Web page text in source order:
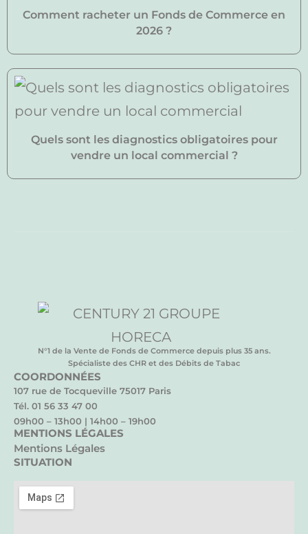
Comment racheter un Fonds de Commerce en
2026 ?
Quels sont les diagnostics obligatoires pour
vendre un local commercial ?
N°1 de la Vente de Fonds de Commerce depuis plus 35 ans.
Spécialiste des CHR et des Débits de Tabac
COORDONNÉES
107 rue de Tocqueville 75017 Paris
Tél. 01 56 33 47 00
09h00 – 13h00 | 14h00 – 19h00
MENTIONS LÉGALES
Mentions Légales
SITUATION